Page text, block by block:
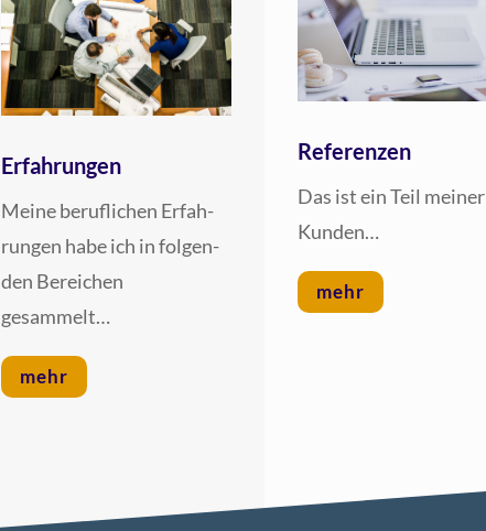
Erfahrungen
Mei­ne beruf­li­chen Erfah­
run­gen habe ich in fol­gen­
den Berei­chen
gesammelt…
mehr
Referenzen
Das ist ein Teil mei­ner
Kunden…
mehr